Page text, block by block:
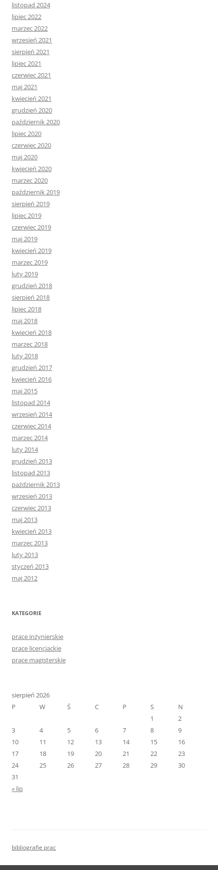
listopad 2024
lipiec 2022
marzec 2022
wrzesień 2021
sierpień 2021
lipiec 2021
czerwiec 2021
maj 2021
kwiecień 2021
grudzień 2020
październik 2020
lipiec 2020
czerwiec 2020
maj 2020
kwiecień 2020
marzec 2020
październik 2019
sierpień 2019
lipiec 2019
czerwiec 2019
maj 2019
kwiecień 2019
marzec 2019
luty 2019
grudzień 2018
sierpień 2018
lipiec 2018
maj 2018
kwiecień 2018
marzec 2018
luty 2018
grudzień 2017
kwiecień 2016
maj 2015
listopad 2014
wrzesień 2014
czerwiec 2014
marzec 2014
luty 2014
grudzień 2013
listopad 2013
październik 2013
wrzesień 2013
czerwiec 2013
maj 2013
kwiecień 2013
marzec 2013
luty 2013
styczeń 2013
maj 2012
KATEGORIE
prace inżynierskie
prace licencjackie
prace magisterskie
sierpień 2026
P
W Ś C P S
N
1
2
3
4 5 6 7 8
9
10
11 12 13 14 15
16
17
18 19 20 21 22
23
24
25 26 27 28 29
30
31
« lip
bibliografie prac